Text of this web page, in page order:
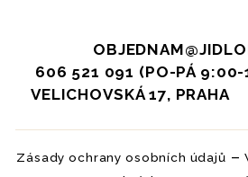
606 521 091 (PO-PÁ
VELICHOVSKÁ 17, PRAHA
Zásady ochrany osobních údajů –